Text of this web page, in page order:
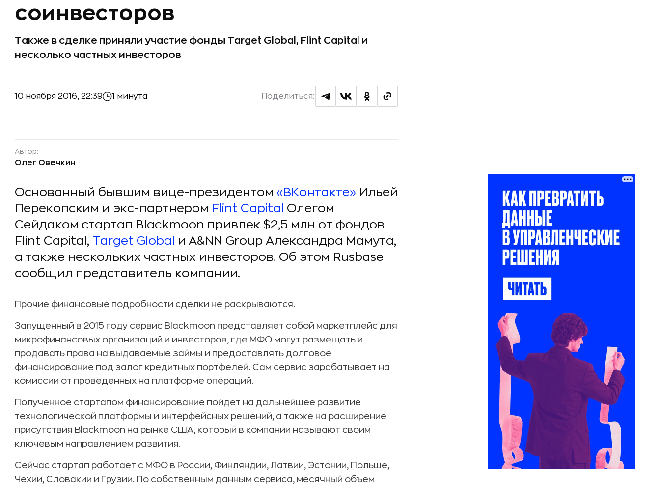
соинвесторов
Также в сделке приняли участие фонды Target Global, Flint Capital и
несколько частных инвесторов
10 ноября 2016, 22:39 1 минута Поделиться:
Автор:
Олег Овечкин
Основанный бывшим вице-президентом «ВКонтакте» Ильей
Перекопским и экс-партнером Flint Capital
Олегом
Сейдаком стартап Blackmoon привлек $2,5 млн от фондов
Flint Capital, Target Global
и A&NN Group Александра Мамута,
а также нескольких частных инвесторов. Об этом Rusbase
сообщил представитель компании.
Прочие финансовые подробности сделки не раскрываются.
Запущенный в 2015 году сервис Blackmoon представляет собой маркетплейс для
микрофинансовых организаций и инвесторов, где МФО могут размещать и
продавать права на выдаваемые займы и предоставлять долговое
финансирование под залог кредитных портфелей. Сам сервис зарабатывает на
комиссии от проведенных на платформе операций.
Полученное стартапом финансирование пойдет на дальнейшее развитие
технологической платформы и интерфейсных решений, а также на расширение
присутствия Blackmoon на рынке США, который в компании называют своим
ключевым направлением развития.
Сейчас стартап работает с МФО в России, Финляндии, Латвии, Эстонии, Польше,
Чехии, Словакии и Грузии. По собственным данным сервиса, месячный объем